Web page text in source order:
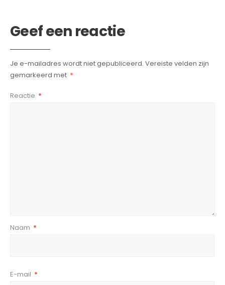
Geef een reactie
Je e-mailadres wordt niet gepubliceerd. Vereiste velden zijn
gemarkeerd met *
Reactie *
Naam *
E-mail *